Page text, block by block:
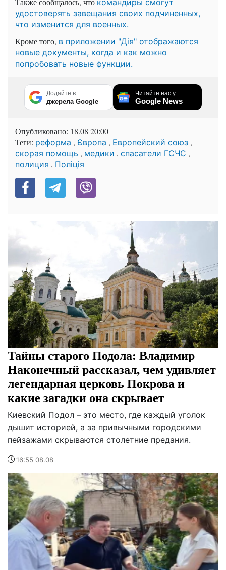
удостоверять завещания своих подчиненных,
что изменится для военных.
Кроме того, в приложении "Дія" отображаются
новые документы, когда и как можно
попробовать новые функции.
Додайте в
джерела Google
Читайте нас у
Google News
Опубликовано: 18.08 20:00
Теги: реформа , Європа , Европейский союз ,
скорая помощь , медики , спасатели ГСЧС ,
полиция , Поліція
Тайны старого Подола: Владимир
Наконечный рассказал, чем удивляет
легендарная церковь Покрова и
какие загадки она скрывает
Киевский Подол – это место, где каждый уголок
дышит историей, а за привычными городскими
пейзажами скрываются столетние предания.
16:55 08.08